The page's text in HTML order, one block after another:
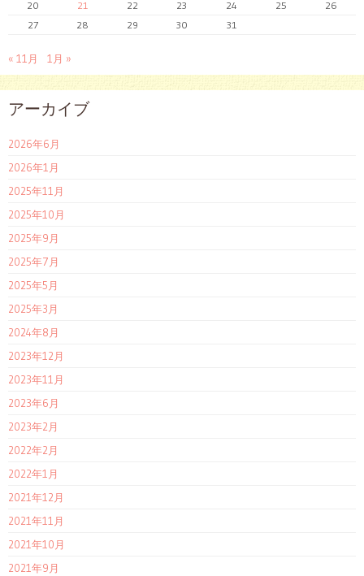
20 21 22 23 24 25
26
27
28 29 30 31
« 11月 1月 »
アーカイブ
2026年6月
2026年1月
2025年11月
2025年10月
2025年9月
2025年7月
2025年5月
2025年3月
2024年8月
2023年12月
2023年11月
2023年6月
2023年2月
2022年2月
2022年1月
2021年12月
2021年11月
2021年10月
2021年9月